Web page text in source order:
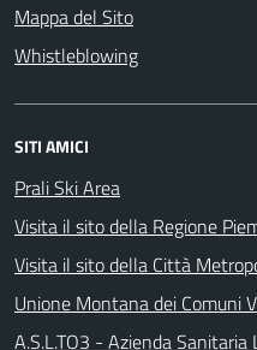
Mappa del Sito
Whistleblowing
SITI AMICI
Prali Ski Area
Visita il sito della Regione
Visita il sito della Città
Unione Montana dei Comuni
A.S.L.TO3 - Azienda